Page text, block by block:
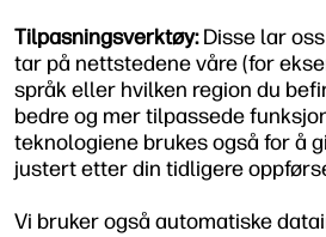
Tilpasningsverktøy:Disse lar
tar på nettstedene våre (for
språk eller hvilken region du
bedre og mer tilpassede
teknologiene brukes også for å
justert etter din tidligere
Vi bruker også automatiske